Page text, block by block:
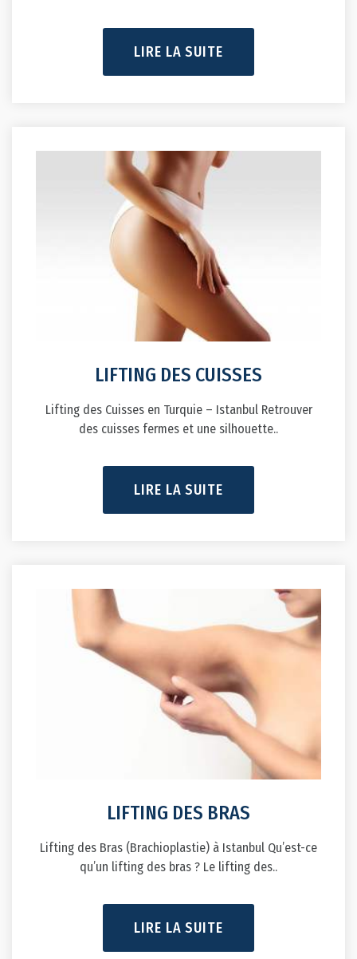
LIRE LA SUITE
LIFTING DES CUISSES
Lifting des Cuisses en Turquie – Istanbul Retrouver
des cuisses fermes et une silhouette..
LIRE LA SUITE
LIFTING DES BRAS
Lifting des Bras (Brachioplastie) à Istanbul Qu’est-ce
qu’un lifting des bras ? Le lifting des..
LIRE LA SUITE